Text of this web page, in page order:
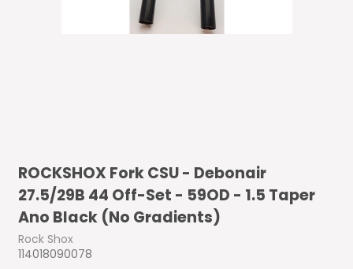
ROCKSHOX Fork CSU - Debonair
27.5/29B 44 Off-Set - 59OD - 1.5 Taper
Ano Black (No Gradients)
Rock Shox
114018090078